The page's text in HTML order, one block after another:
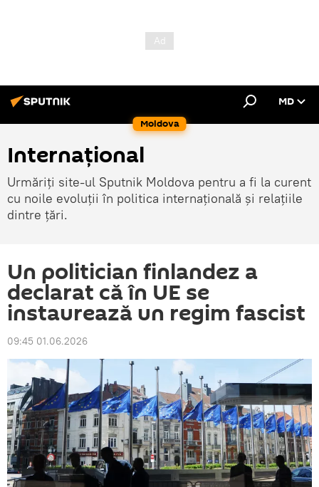
Moldova
MD
Internațional
Urmăriți site-ul Sputnik Moldova pentru a fi la curent
cu noile evoluții în politica internațională și relațiile
dintre țări.
Un politician finlandez a
declarat că în UE se
instaurează un regim fascist
09:45 01.06.2026